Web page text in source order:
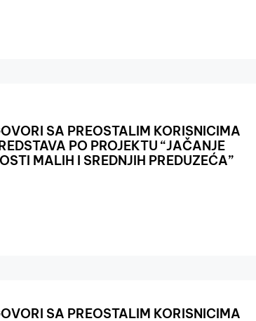
SA PREOSTALIM KORISNICIMA
PO PROJEKTU “JAČANJE
MALIH I SREDNJIH PREDUZEĆA”
SA PREOSTALIM KORISNICIMA